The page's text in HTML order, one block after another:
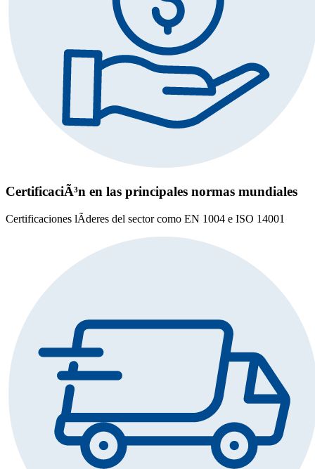
CertificaciÃ³n en las principales normas mundiales
Certificaciones lÃ­deres del sector como EN 1004 e ISO 14001